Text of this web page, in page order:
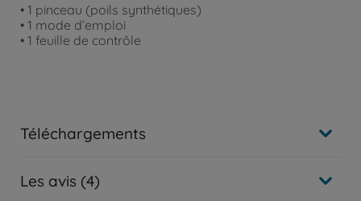
• 1 pinceau (poils synthétiques)
• 1 mode d’emploi
• 1 feuille de contrôle
Téléchargements
Les avis (4)